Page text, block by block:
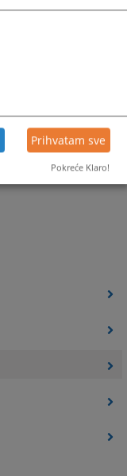
Prihvatam sve
Pokreće Klaro!